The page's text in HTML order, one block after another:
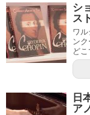
シ
ス
ワ
ン
ど
日
ア